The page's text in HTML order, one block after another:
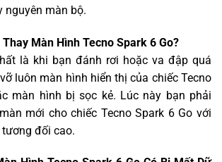
nguyên màn bộ.
Màn Hình Tecno Spark 6 Go?
là khi bạn đánh rơi hoặc va đập quá
luôn màn hình hiển thị của chiếc Tecno
màn hình bị sọc kẻ. Lúc này bạn phải
mới cho chiếc Tecno Spark 6 Go với
đối cao.